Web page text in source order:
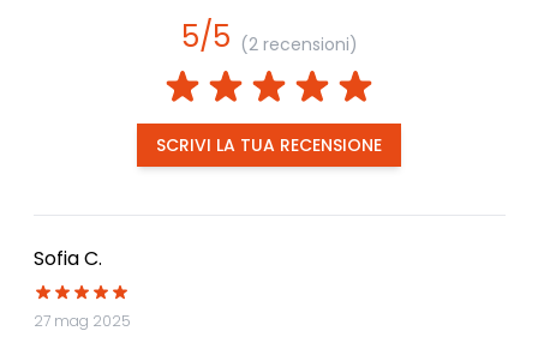
5/5 (2 recensioni)
SCRIVI LA TUA RECENSIONE
Sofia C.
27 mag 2025